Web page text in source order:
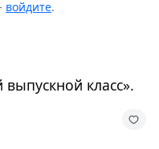
войдите.
класс».